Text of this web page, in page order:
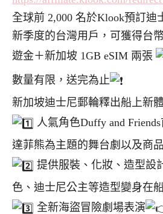
全球前 2,000 名於Klook預訂迪
新季度的台灣用戶，可獲得台
遊金＋新加坡 1GB eSIM 兩張
數量有限，送完為止
新加坡迪士尼郵輪釋出船上新體
人氣角色Duffy and
達菲熊為主題的舞台劇以及商
提供服裝、化妝、造型設
色、迪士尼公主等造型變身在
全新海盜冒險劇場表演